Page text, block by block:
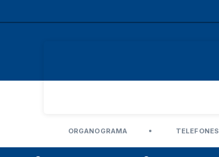
ORGANOGRAMA TELEFONES